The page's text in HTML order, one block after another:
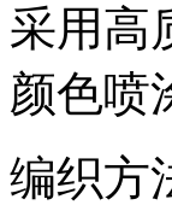
采用高
颜色喷
编织